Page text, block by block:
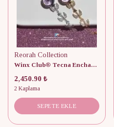
Reorah Collection
Winx Club® Tecna Enchantix Saat
2,450.90 ₺
2 Kaplama
SEPETE EKLE